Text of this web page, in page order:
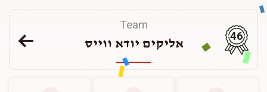
Team
אליקים יודא ווייס
46